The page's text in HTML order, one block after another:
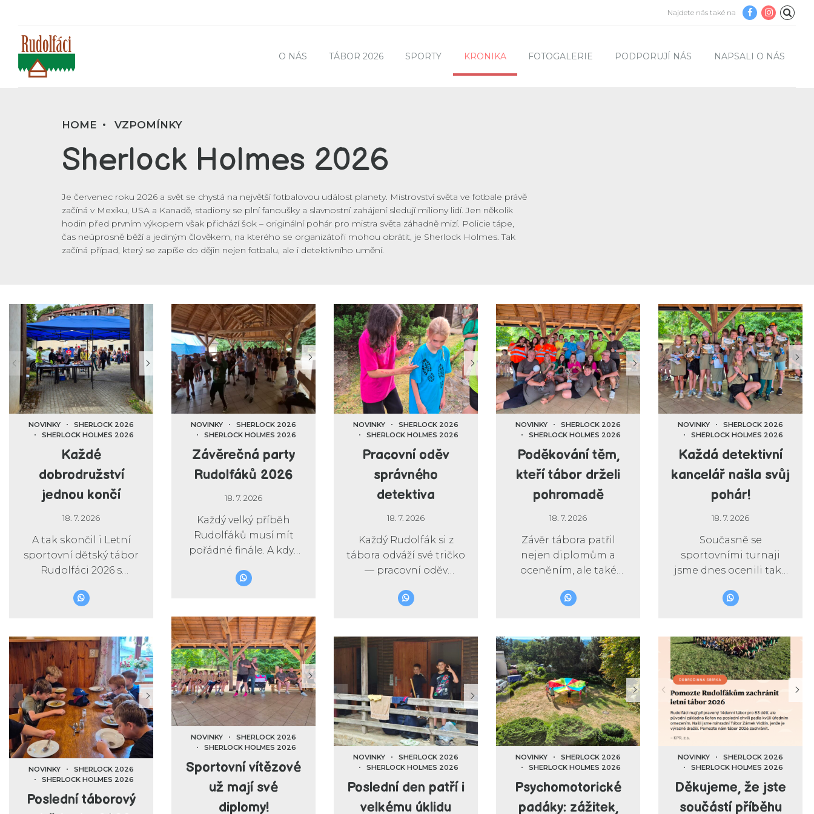
Najdete nás také na
O NÁS TÁBOR 2026 SPORTY KRONIKA FOTOGALERIE PODPORUJÍ NÁS NAPSALI O NÁS
HOME VZPOMÍNKY
Sherlock Holmes 2026
Je červenec roku 2026 a svět se chystá na největší fotbalovou událost planety. Mistrovství světa ve fotbale právě
začíná v Mexiku, USA a Kanadě, stadiony se plní fanoušky a slavnostní zahájení sledují miliony lidí. Jen několik
hodin před prvním výkopem však přichází šok – originální pohár pro mistra světa záhadně mizí. Policie tápe,
čas neúprosně běží a jediným člověkem, na kterého se organizátoři mohou obrátit, je Sherlock Holmes. Tak
začíná případ, který se zapíše do dějin nejen fotbalu, ale i detektivního umění.
NOVINKY
SHERLOCK 2026
SHERLOCK HOLMES 2026
Každé
dobrodružství
jednou končí
18. 7. 2026
A tak skončil i Letní
sportovní dětský tábor
Rudolfáci 2026 s
Holmes – Záhada
NOVINKY
SHERLOCK 2026
SHERLOCK HOLMES 2026
Závěrečná party
Rudolfáků 2026
18. 7. 2026
Každý velký příběh
Rudolfáků musí mít
pořádné finále. A když
poháry rozdány,
přichází čas na
závěrečnou party.
NOVINKY
SHERLOCK 2026
SHERLOCK HOLMES 2026
Pracovní oděv
správného
detektiva
18. 7. 2026
Každý Rudolfák si z
tábora odváží své tričko
— pracovní oděv
s dětmi celých 14 dní. U
táborových
dobrodružství.
NOVINKY
SHERLOCK 2026
SHERLOCK HOLMES 2026
Poděkování těm,
kteří tábor drželi
pohromadě
18. 7. 2026
Závěr tábora patřil
nejen diplomům a
oceněním, ale také
Bez lidí kolem nás by
ani každodenní
táborový provoz
nemohly fungovat.
NOVINKY
SHERLOCK 2026
SHERLOCK HOLMES 2026
Každá detektivní
kancelář našla svůj
pohár!
18. 7. 2026
Současně se
sportovními turnaji
jsme dnes ocenili také
kanceláře. Celý tábor
rozpory, zapisovaly
fakta a skládaly
dohromady příběh
ztraceného
fotbalového poháru.
NOVINKY
SHERLOCK 2026
SHERLOCK HOLMES 2026
Sportovní vítězové
už mají své
diplomy!
NOVINKY
SHERLOCK 2026
SHERLOCK HOLMES 2026
Poslední táborový
NOVINKY
SHERLOCK 2026
SHERLOCK HOLMES 2026
Poslední den patří i
velkému úklidu
NOVINKY
SHERLOCK 2026
SHERLOCK HOLMES 2026
Psychomotorické
padáky: zážitek,
NOVINKY
SHERLOCK 2026
SHERLOCK HOLMES 2026
Děkujeme, že jste
součástí příběhu